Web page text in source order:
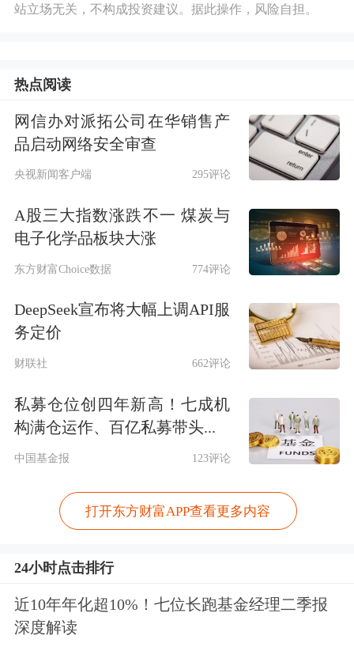
面，出现这种走势并不令人奇怪。虽然
面对3000点的时候，历史上管理层多次
出手打响3000点保卫战，但这一次面对
际上，就在上周五上证指数跌破3000点
的时候，当晚市场传出来的消息是“三
见，IPO并没有因为3000点保卫战而暂
停，相反还全面恢复，这对于市场多头
不仅如此，最近市场一直都希望管理层
能够叫停转融券与量化交易这两个做空
的工具，但对于这两个做空的工具，管
理层强调的只是规范，而不是叫停。这
与市场的期盼存在很大的出入。以至这
两个做空工具仍然还在危害目前本就弱
不禁风的市场，不仅成为推动行情下跌
站立场无关，不构成投资建议。据此操作，风险自担。
热点阅读
网信办对派拓公司在华销售产
品启动网络安全审查
央视新闻客户端 295评论
A股三大指数涨跌不一 煤炭与
电子化学品板块大涨
东方财富Choice数据 774评论
DeepSeek宣布将大幅上调API服
务定价
财联社 662评论
私募仓位创四年新高！七成机
构满仓运作、百亿私募带头...
中国基金报 123评论
打开东方财富APP查看更多内容
24小时点击排行
近10年年化超10%！七位长跑基金经理二季报
深度解读